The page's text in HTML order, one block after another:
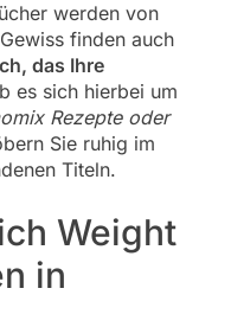
werden von
finden auch
das Ihre
es sich hierbei um
Rezepte oder
Sie ruhig im
Titeln.
Weight
in